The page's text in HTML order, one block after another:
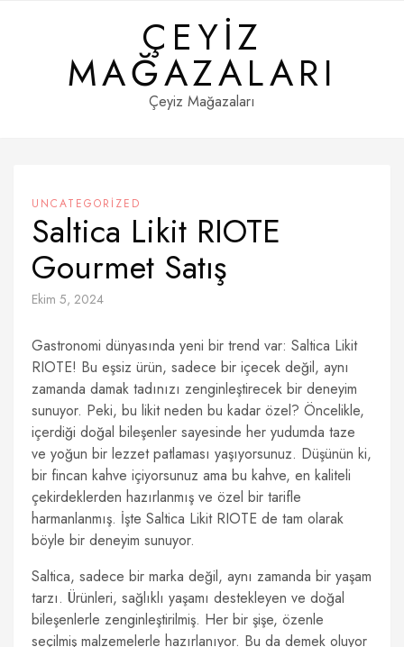
ÇEYIZ
MAĞAZALARI
Çeyiz Mağazaları
UNCATEGORIZED
Saltica Likit RIOTE
Gourmet Satış
Ekim 5, 2024
Gastronomi dünyasında yeni bir trend var: Saltica Likit
RIOTE! Bu eşsiz ürün, sadece bir içecek değil, aynı
zamanda damak tadınızı zenginleştirecek bir deneyim
sunuyor. Peki, bu likit neden bu kadar özel? Öncelikle,
içerdiği doğal bileşenler sayesinde her yudumda taze
ve yoğun bir lezzet patlaması yaşıyorsunuz. Düşünün ki,
bir fincan kahve içiyorsunuz ama bu kahve, en kaliteli
çekirdeklerden hazırlanmış ve özel bir tarifle
harmanlanmış. İşte Saltica Likit RIOTE de tam olarak
böyle bir deneyim sunuyor.
Saltica, sadece bir marka değil, aynı zamanda bir yaşam
tarzı. Ürünleri, sağlıklı yaşamı destekleyen ve doğal
bileşenlerle zenginleştirilmiş. Her bir şişe, özenle
seçilmiş malzemelerle hazırlanıyor. Bu da demek oluyor